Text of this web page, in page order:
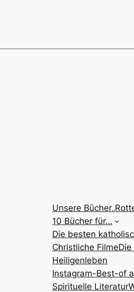
Unsere Bücher
10 Bücher für…
Die besten
Christliche Filme
Heiligenleben
Instagram-Best-of
Spirituelle Literatur